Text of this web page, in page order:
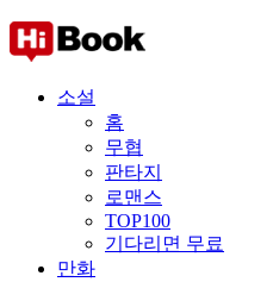
소설
홈
무협
판타지
로맨스
TOP100
기다리면 무료
만화